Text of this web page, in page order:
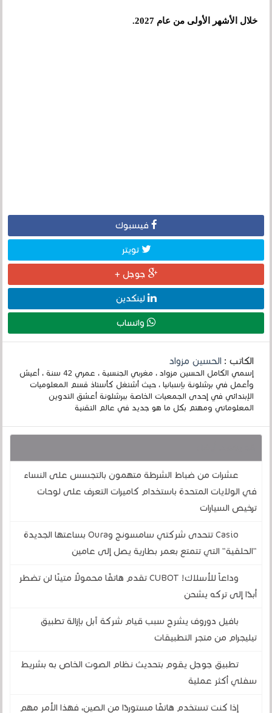
خلال الأشهر الأولى من عام 2027.
فيسبوك
تويتر
جوجل +
لينكدين
واتساب
الكاتب :الحسين مزواد
إسمي الكامل الحسين مزواد ، مغربي الجنسية ، عمري 42 سنة ، أعيش
وأعمل في برشلونة بإسبانيا ، حيث أشتغل كأستاذ قسم المعلوميات
الإبتدائي في إحدى الجمعيات الخاصة ببرشلونة أعشق التدوين
المعلوماتي ومهتم بكل ما هو جديد في عالم التقنية
عشرات من ضباط الشرطة متهمون بالتجسس على النساء
في الولايات المتحدة باستخدام كاميرات التعرف على لوحات
ترخيص السيارات
Casio تتحدى شركتي سامسونج وOura بساعتها الجديدة
"الحلقية" التي تتمتع بعمر بطارية يصل إلى عامين
وداعاً للأسلاك! CUBOT تقدم هاتفًا محمولًا متينًا لن تضطر
أبدًا إلى تركه يشحن
بافيل دوروف يشرح سبب قيام شركة آبل بإزالة تطبيق
تيليجرام من متجر التطبيقات
تطبيق جوجل يقوم بتحديث نظام الصوت الخاص به بشريط
سفلي أكثر عملية
إذا كنت تستخدم هاتفًا مستوردًا من الصين، فهذا الأمر مهم